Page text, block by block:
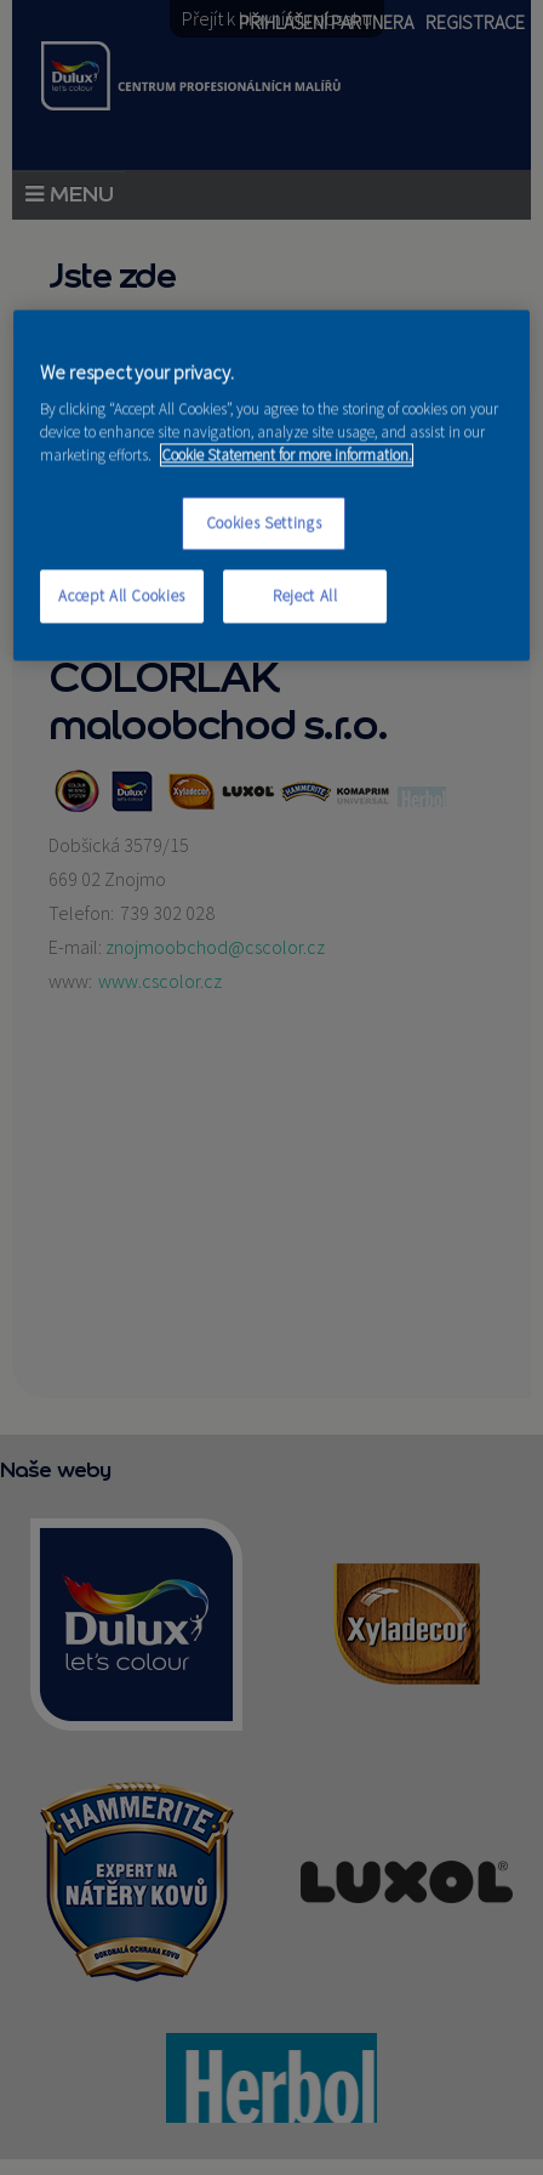
Přejít k hlavnímu obsahu
PŘIHLÁŠENÍ PARTNERA REGISTRACE
AKCE A NOVINKY
AKADEMIE
KONTAKT
Jste zde
Nakupují u nás
LKD design s.r.o.
COLORLAK
maloobchod s.r.o.
Dobšická 3579/15
669 02 Znojmo
Telefon: 739 302 028
E-mail: znojmoobchod@cscolor.cz
www: www.cscolor.cz
Naše weby
We respect your privacy.
By clicking “Accept All Cookies”, you agree to the storing of cookies on your
device to enhance site navigation, analyze site usage, and assist in our
marketing efforts. Cookie Statement for more information.
Cookies Settings
Reject All
Accept All Cookies